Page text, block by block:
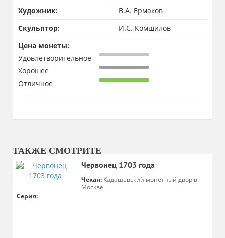
Художник:
В.А. Ермаков
Скульптор:
И.С. Комшилов
Цена монеты:
Удовлетворительное
Хорошее
Отличное
ТАКЖЕ СМОТРИТЕ
Червонец 1703 года
Чекан: Кадашевский монетный двор в
Москве
Серия: